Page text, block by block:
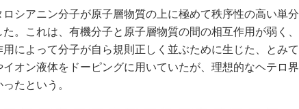
シアニン分子が原子層物質の上に極めて秩序性の高い単分
。これは、有機分子と原子層物質の間の相互作用が弱く、
によって分子が自ら規則正しく並ぶために生じた、とみて
オン液体をドーピングに用いていたが、理想的なヘテロ界
たという。